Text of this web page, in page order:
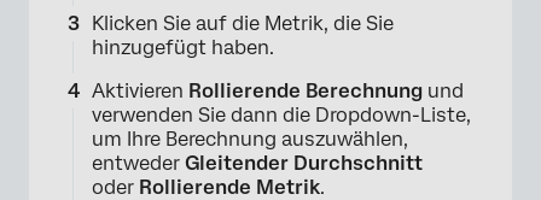
Klicken Sie auf die Metrik, die Sie
hinzugefügt haben.
Aktivieren Rollierende Berechnung und
verwenden Sie dann die Dropdown-Liste,
um Ihre Berechnung auszuwählen,
entweder Gleitender Durchschnitt
oder Rollierende Metrik.